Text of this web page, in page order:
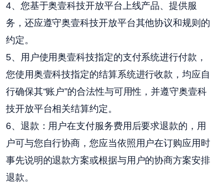
4、您基于奥壹科技开放平台上线产品、提供服
务，还应遵守奥壹科技开放平台其他协议和规则的
约定。
5、用户使用奥壹科技指定的支付系统进行付款，
您使用奥壹科技指定的结算系统进行收款，均应自
行确保其“账户”的合法性与可用性，并遵守奥壹科
技开放平台相关结算约定。
6、退款：用户在支付服务费用后要求退款的，用
户可与您自行协商，您应当依照用户在订购应用时
事先说明的退款方案或根据与用户的协商方案安排
退款。